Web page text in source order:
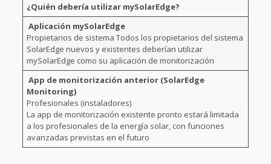
¿Quién debería utilizar mySolarEdge?
Aplicación mySolarEdge
Propietarios de sistema Todos los propietarios del sistema
SolarEdge nuevos y existentes deberían utilizar
mySolarEdge como su aplicación de monitorización
App de monitorización anterior (SolarEdge
Monitoring)
Profesionales (instaladores)
La app de monitorización existente pronto estará limitada
a los profesionales de la energía solar, con funciones
avanzadas previstas en el futuro